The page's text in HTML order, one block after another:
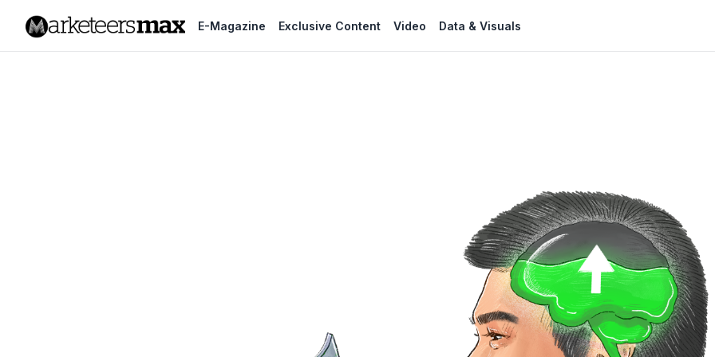
E-Magazine Exclusive Content Video Data & Visuals